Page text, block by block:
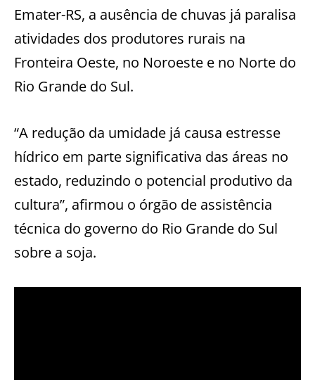
Emater-RS, a ausência de chuvas já paralisa
atividades dos produtores rurais na
Fronteira Oeste, no Noroeste e no Norte do
Rio Grande do Sul.
“A redução da umidade já causa estresse
hídrico em parte significativa das áreas no
estado, reduzindo o potencial produtivo da
cultura”, afirmou o órgão de assistência
técnica do governo do Rio Grande do Sul
sobre a soja.